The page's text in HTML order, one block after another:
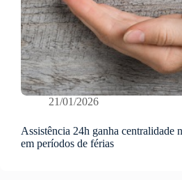
21/01/2026
Assistência 24h ganha centralidade
em períodos de férias